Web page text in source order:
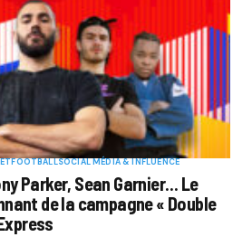
FOOTBALLSOCIAL MÉDIA & INFLUENCE
Parker, Sean Garnier… Le
de la campagne « Double